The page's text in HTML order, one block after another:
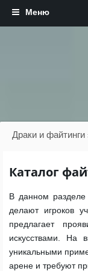
Драки и файтинги
Каталог
В данном разделе
делают игроков
предлагает
искусствами. На
уникальными
арене и требуют